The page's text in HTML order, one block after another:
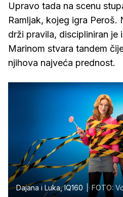
Upravo tada na scenu
Ramljak, kojeg igra Peroš.
drži pravila, discipliniran je
Marinom stvara tandem
njihova najveća prednost.
Dajana i Luka, IQ160 FOTO: